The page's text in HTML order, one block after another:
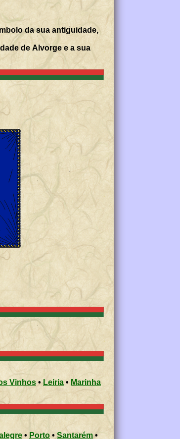
da sua antiguidade,
de Alvorge e a sua
dos Vinhos •Leiria • Marinha
• Porto • Santarém•